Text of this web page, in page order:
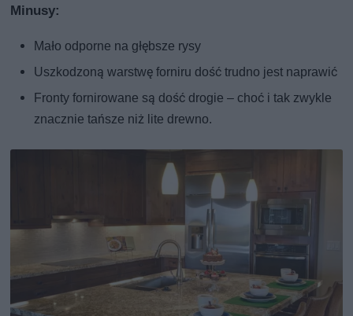
Minusy:
Mało odporne na głębsze rysy
Uszkodzoną warstwę forniru dość trudno jest naprawić
Fronty fornirowane są dość drogie – choć i tak zwykle
znacznie tańsze niż lite drewno.